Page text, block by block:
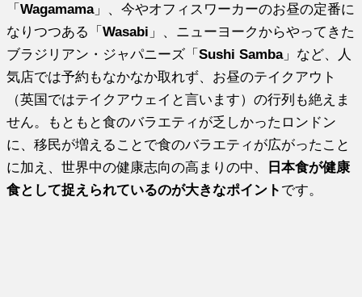
「Wagamama」、今やオフィスワーカーのお昼の定番に
なりつつある「Wasabi 」、ニューヨークからやってきた
ブラジリアン・ジャパニーズ「Sushi Samba」など、人
気店では予約もなかなか取れず、お昼のテイクアウト
（英国ではテイクアウェイと言います）の行列も絶えま
せん。もともと食のバラエティが乏しかったロンドン
に、移民が増えることで食のバラエティが広がったこと
に加え、世界中の健康志向の高まりの中、
日本食が健康
食として捉えられているのが大きなポイント です。